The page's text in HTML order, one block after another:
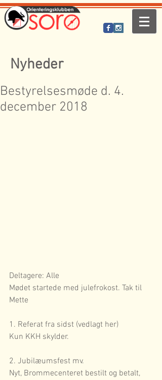
Nyheder
Bestyrelsesmøde d. 4.
december 2018
Deltagere: Alle
Mødet startede med julefrokost. Tak til
Mette
1. Referat fra sidst (vedlagt her)
Kun KKH skylder.
2. Jubilæumsfest mv.
Nyt, Brommecenteret bestilt og betalt,